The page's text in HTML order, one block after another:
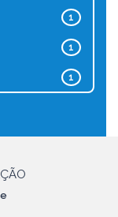
1
1
1